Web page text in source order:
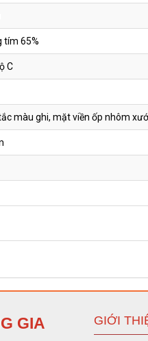
tím 65%
C
màu ghi, mặt viền ốp nhôm
GIA GIỚI